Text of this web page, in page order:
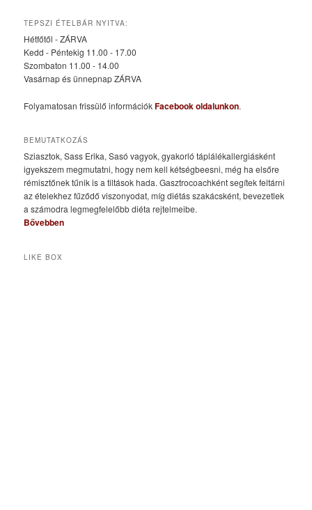
TEPSZI ÉTELBÁR NYITVA:
Hétfőtől - ZÁRVA
Kedd - Péntekig 11.00 - 17.00
Szombaton 11.00 - 14.00
Vasárnap és ünnepnap ZÁRVA
Folyamatosan frissülő információkFacebook oldalunkon.
BEMUTATKOZÁS
Sziasztok, Sass Erika, Sasó vagyok, gyakorló táplálékallergiásként
igyekszem megmutatni, hogy nem kell kétségbeesni, még ha elsőre
rémisztőnek tűnik is a tiltások hada. Gasztrocoachként segítek feltárni
az ételekhez fűződő viszonyodat, míg diétás szakácsként, bevezetlek
a számodra legmegfelelőbb diéta rejtelmeibe.
Bővebben
LIKE BOX